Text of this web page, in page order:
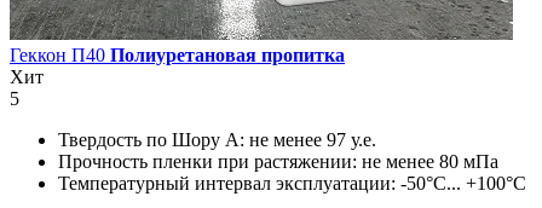
Геккон П40 Полиуретановая пропитка
Хит
5
Твердость по Шору А: не менее 97 у.е.
Прочность пленки при растяжении: не менее 80 мПа
Температурный интервал эксплуатации: -50°С... +100°С